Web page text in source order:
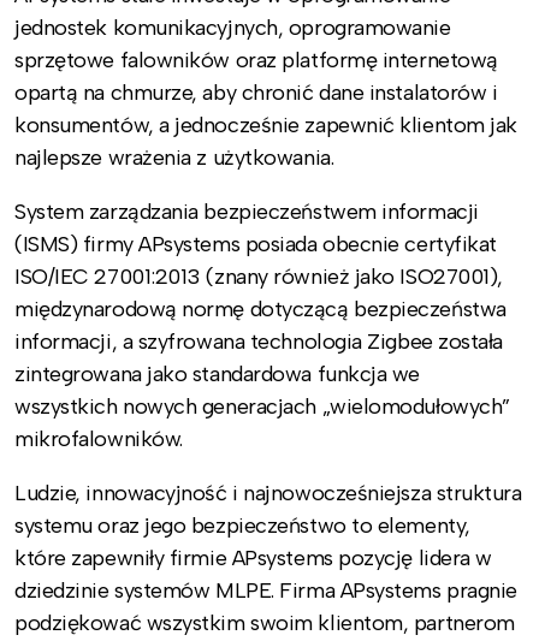
jednostek komunikacyjnych, oprogramowanie
sprzętowe falowników oraz platformę internetową
opartą na chmurze, aby chronić dane instalatorów i
konsumentów, a jednocześnie zapewnić klientom jak
najlepsze wrażenia z użytkowania.
System zarządzania bezpieczeństwem informacji
(ISMS) firmy APsystems posiada obecnie certyfikat
ISO/IEC 27001:2013 (znany również jako ISO27001),
międzynarodową normę dotyczącą bezpieczeństwa
informacji, a szyfrowana technologia Zigbee została
zintegrowana jako standardowa funkcja we
wszystkich nowych generacjach „wielomodułowych”
mikrofalowników.
Ludzie, innowacyjność i najnowocześniejsza struktura
systemu oraz jego bezpieczeństwo to elementy,
które zapewniły firmie APsystems pozycję lidera w
dziedzinie systemów MLPE. Firma APsystems pragnie
podziękować wszystkim swoim klientom, partnerom